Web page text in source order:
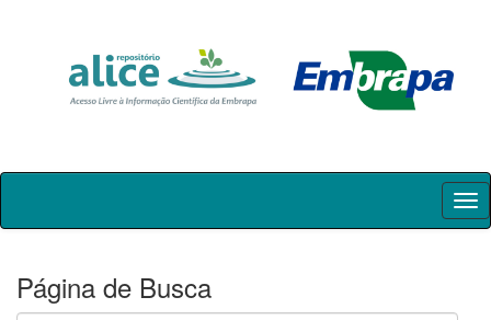
Skip
Página de Busca